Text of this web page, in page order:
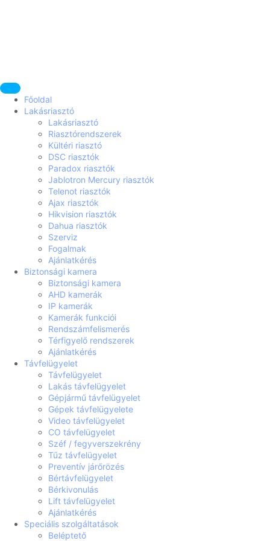
Főoldal
Lakásriasztó
Lakásriasztó
Riasztórendszerek
Kültéri riasztó
DSC riasztók
Paradox riasztók
Jablotron Mercury riasztók
Telenot riasztók
Ajax riasztók
Hikvision riasztók
Dahua riasztók
Szerviz
Fogalmak
Ajánlatkérés
Biztonsági kamera
Biztonsági kamera
AHD kamerák
IP kamerák
Kamerák funkciói
Rendszámfelismerés
Térfigyelő rendszerek
Ajánlatkérés
Távfelügyelet
Távfelügyelet
Lakás távfelügyelet
Gépjármű távfelügyelet
Gépek távfelügyelete
Video távfelügyelet
CO távfelügyelet
Széf / fegyverszekrény
Tűz távfelügyelet
Preventív járőrözés
Bértávfelügyelet
Bérkivonulás
Lift távfelügyelet
Ajánlatkérés
Speciális szolgáltatások
Beléptető